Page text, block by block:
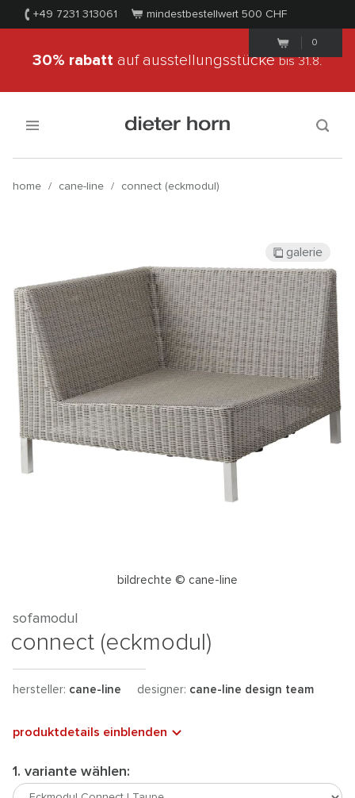
+49 7231 313061 mindestbestellwert 500 CHF
0
30% rabatt auf ausstellungsstückebis 31.8.
home / cane-line / connect (eckmodul)
bildrechte © cane-line
galerie
sofamodul
connect (eckmodul)
hersteller: cane-line designer: cane-line design team
produktdetails einblenden
1. variante wählen: